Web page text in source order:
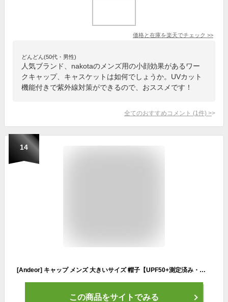
価格と在庫を楽天でチェック >>
どんどん(50代・男性)
人気ブランド、nakotaのメンズ用の小顔効果があるワー
クキャップ、キャスケットは如何でしょうか。UVカット
機能付きで紫外線対策ができるので、おススメです！
全てのおすすめコメント (1 件) >
14
[Andeor] キャップ メンズ 大きいサイズ 帽子【UPF50+測定済み・こだわりの深さ・2重型崩れにくい】 無地 野球帽 コットン100% 紫外線対策 日よけ 人気 男女兼用 2サイズ展開 (カーキ, XL（頭囲58-62cm）)
この商品をサイトでみる